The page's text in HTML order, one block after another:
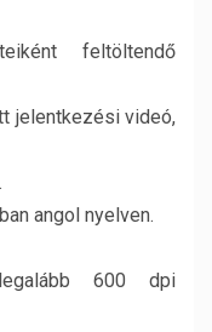
feltöltendő
jelentkezési videó,
angol nyelven.
600 dpi